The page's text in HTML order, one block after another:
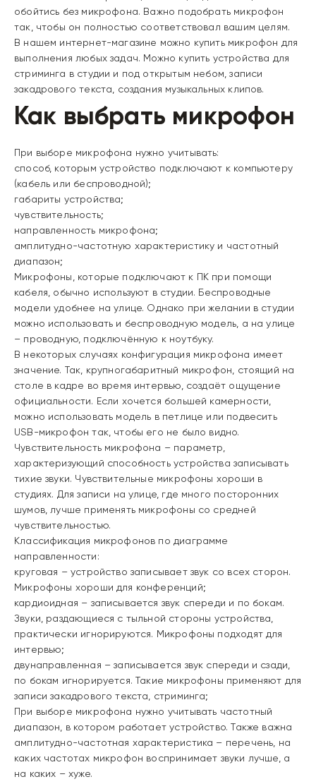
обойтись без микрофона. Важно подобрать микрофон
так, чтобы он полностью соответствовал вашим целям.
В нашем интернет-магазине можно купить микрофон для
выполнения любых задач. Можно купить устройства для
стриминга в студии и под открытым небом, записи
закадрового текста, создания музыкальных клипов.
Как выбрать микрофон
При выборе микрофона нужно учитывать:
способ, которым устройство подключают к компьютеру
(кабель или беспроводной);
габариты устройства;
чувствительность;
направленность микрофона;
амплитудно-частотную характеристику и частотный
диапазон;
Микрофоны, которые подключают к ПК при помощи
кабеля, обычно используют в студии. Беспроводные
модели удобнее на улице. Однако при желании в студии
можно использовать и беспроводную модель, а на улице
– проводную, подключённую к ноутбуку.
В некоторых случаях конфигурация микрофона имеет
значение. Так, крупногабаритный микрофон, стоящий на
столе в кадре во время интервью, создаёт ощущение
официальности. Если хочется большей камерности,
можно использовать модель в петлице или подвесить
USB-микрофон так, чтобы его не было видно.
Чувствительность микрофона – параметр,
характеризующий способность устройства записывать
тихие звуки. Чувствительные микрофоны хороши в
студиях. Для записи на улице, где много посторонних
шумов, лучше применять микрофоны со средней
чувствительностью.
Классификация микрофонов по диаграмме
направленности:
круговая – устройство записывает звук со всех сторон.
Микрофоны хороши для конференций;
кардиоидная – записывается звук спереди и по бокам.
Звуки, раздающиеся с тыльной стороны устройства,
практически игнорируются. Микрофоны подходят для
интервью;
двунаправленная – записывается звук спереди и сзади,
по бокам игнорируется. Такие микрофоны применяют для
записи закадрового текста, стриминга;
При выборе микрофона нужно учитывать частотный
диапазон, в котором работает устройство. Также важна
амплитудно-частотная характеристика – перечень, на
каких частотах микрофон воспринимает звуки лучше, а
на каких – хуже.